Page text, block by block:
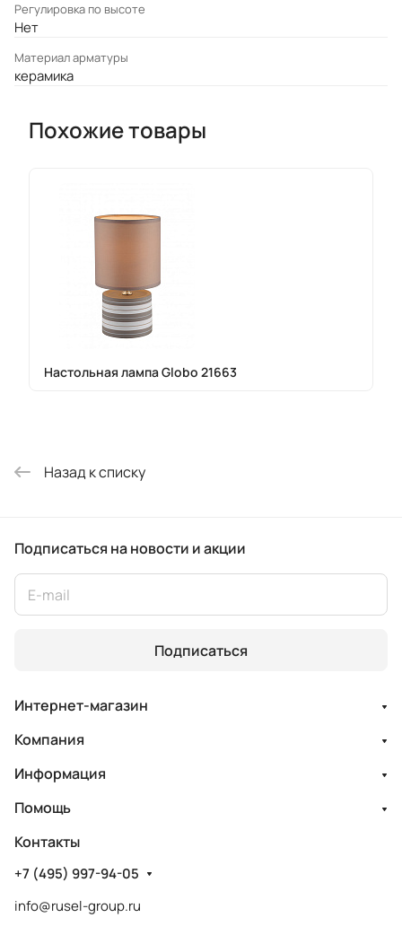
Регулировка по высоте
Нет
Материал арматуры
керамика
Похожие товары
Настольная лампа Globo 21663
Назад к списку
Подписаться на новости и акции
Подписаться
Интернет-магазин
Компания
Информация
Помощь
Контакты
+7 (495) 997-94-05
info@rusel-group.ru